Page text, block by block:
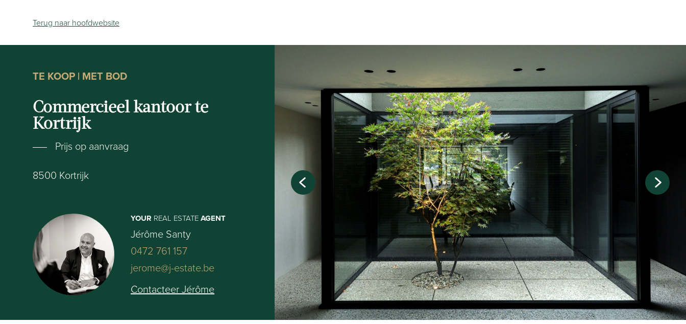
Terug naar hoofdwebsite
TE KOOP | MET BOD
Commercieel kantoor te
Kortrijk
Prijs op aanvraag
8500 Kortrijk
YOUR REAL ESTATEAGENT
Jérôme Santy
0472 761 157
jerome@j-estate.be
Contacteer Jérôme